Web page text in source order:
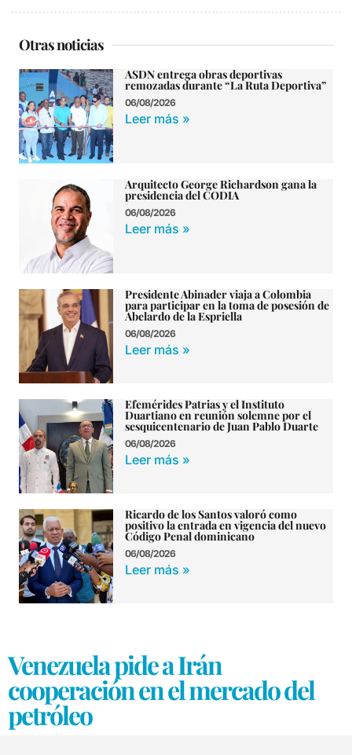
Otras noticias
ASDN entrega obras deportivas
remozadas durante “La Ruta Deportiva”
06/08/2026
Leer más »
Arquitecto George Richardson gana la
presidencia del CODIA
06/08/2026
Leer más »
Presidente Abinader viaja a Colombia
para participar en la toma de posesión de
Abelardo de la Espriella
06/08/2026
Leer más »
Efemérides Patrias y el Instituto
Duartiano en reunión solemne por el
sesquicentenario de Juan Pablo Duarte
06/08/2026
Leer más »
Ricardo de los Santos valoró como
positivo la entrada en vigencia del nuevo
Código Penal dominicano
06/08/2026
Leer más »
Venezuela pide a Irán
cooperación en el mercado del
petróleo